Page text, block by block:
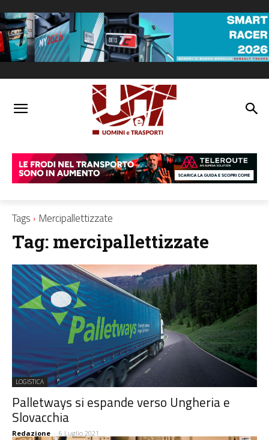
Tags Mercipallettizzate
Tag: mercipallettizzate
LOGISTICA
Palletways si espande verso Ungheria e
Slovacchia
Redazione - 6 Luglio 2021